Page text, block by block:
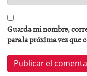
Guarda mi nombre,
para la próxima vez que